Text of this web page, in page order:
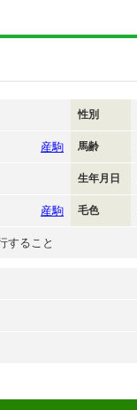
性別
産駒 馬齢
生年月日
産駒 毛色
すること